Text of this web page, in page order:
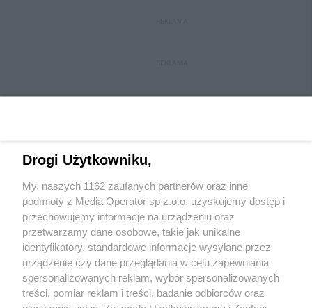
Wydawca mediówlokalnych
Nie zapomnij
zapoznać się z:
polityką prywatności regulamin korzystania z portali
Drogi Użytkowniku,
My, naszych 1162 zaufanych partnerów oraz inne
podmioty z Media Operator sp z.o.o. uzyskujemy dostęp i
przechowujemy informacje na urządzeniu oraz
przetwarzamy dane osobowe, takie jak unikalne
identyfikatory, standardowe informacje wysyłane przez
urządzenie czy dane przeglądania w celu zapewniania
spersonalizowanych reklam, wybór spersonalizowanych
treści, pomiar reklam i treści, badanie odbiorców oraz